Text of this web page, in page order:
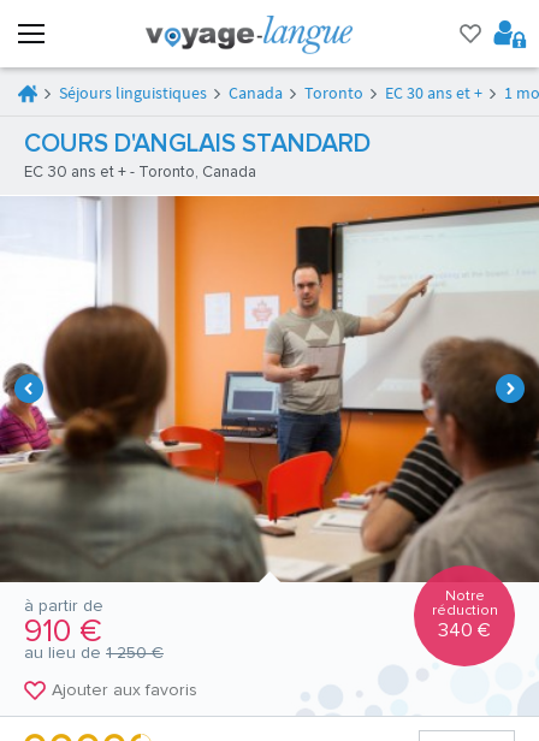
Séjours linguistiques Canada Toronto EC 30 ans et + 1
COURS D'ANGLAIS STANDARD
EC 30 ans et + - Toronto, Canada
à partir de
910 €
au lieu de 1 250 €
Notre
réduction
340 €
Ajouter aux favoris